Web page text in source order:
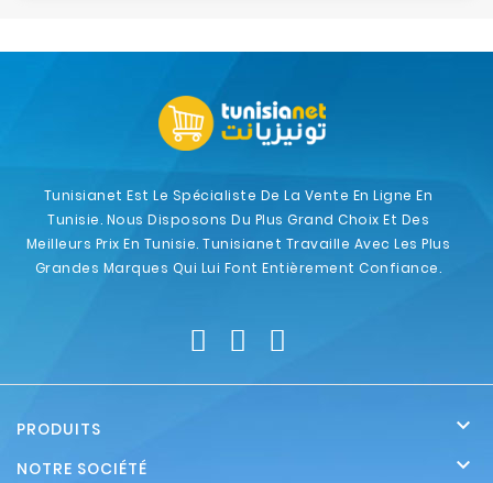
Tunisianet Est Le Spécialiste De La Vente En Ligne En
Tunisie. Nous Disposons Du Plus Grand Choix Et Des
Meilleurs Prix En Tunisie. Tunisianet Travaille Avec Les Plus
Grandes Marques Qui Lui Font Entièrement Confiance.
PRODUITS 
NOTRE SOCIÉTÉ 